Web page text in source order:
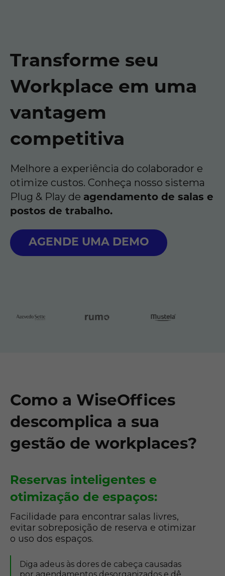
Transforme seu
Workplace em uma
vantagem
competitiva
Melhore a experiência do colaborador e
otimize custos. Conheça nosso sistema
Plug & Play de agendamento de salas e
postos de trabalho.
AGENDE UMA DEMO
Como a WiseOffices
descomplica a sua
gestão de workplaces?
Reservas inteligentes e
otimização de espaços:
Facilidade para encontrar salas livres,
evitar sobreposição de reserva e otimizar
o uso dos espaços.
Diga adeus às dores de cabeça causadas